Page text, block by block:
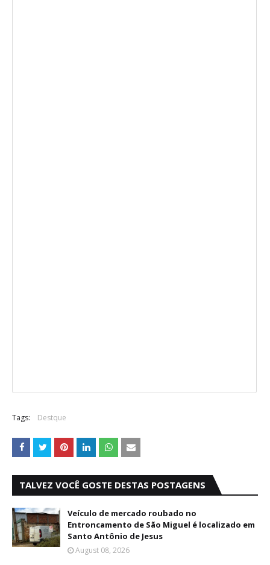
Tags: Destque
TALVEZ VOCÊ GOSTE DESTAS POSTAGENS
Veículo de mercado roubado no
Entroncamento de São Miguel é localizado em
Santo Antônio de Jesus
August 08, 2026